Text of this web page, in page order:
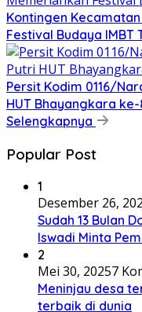
Kontingen
Festival Budaya IMBT
Persit Kodim 0116/
HUT Bhayangkara
Selengkapnya
Popular Post
1
Desember 26,
Sudah 13 Bulan
Iswadi Minta
2
Mei 30, 20257
Meninjau desa
terbaik di dunia